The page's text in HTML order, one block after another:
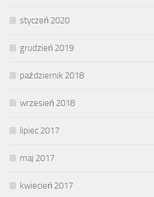
styczeń 2020
grudzień 2019
październik 2018
wrzesień 2018
lipiec 2017
maj 2017
kwiecień 2017